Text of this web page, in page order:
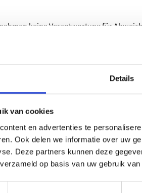
Details
van cookies
en advertenties te
Ook delen we informatie over uw
Deze partners kunnen deze
op basis van uw gebruik
keine Verantwortung für
für nachteilige Folgen im
hier oder anderweitig auf Grundlage
oder teilweise mithilfe künstlicher